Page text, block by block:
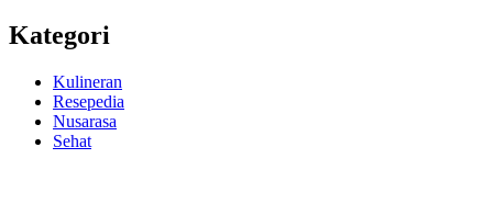
Kategori
Kulineran
Resepedia
Nusarasa
Sehat